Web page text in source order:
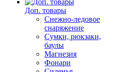
Доп. товары
Снежно-ледовое
снаряжение
Сумки, рюкзаки,
баулы
Магнезия
Фонари